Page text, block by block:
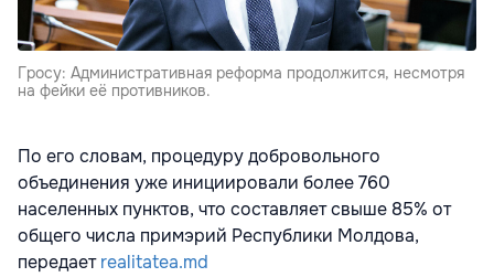
Гросу: Административная реформа продолжится, несмотря
на фейки её противников.
По его словам, процедуру добровольного
объединения уже инициировали более 760
населенных пунктов, что составляет свыше 85% от
общего числа примэрий Республики Молдова,
передаетrealitatea.md